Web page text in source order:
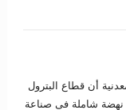
أن قطاع البترول
شاملة فى صناعة